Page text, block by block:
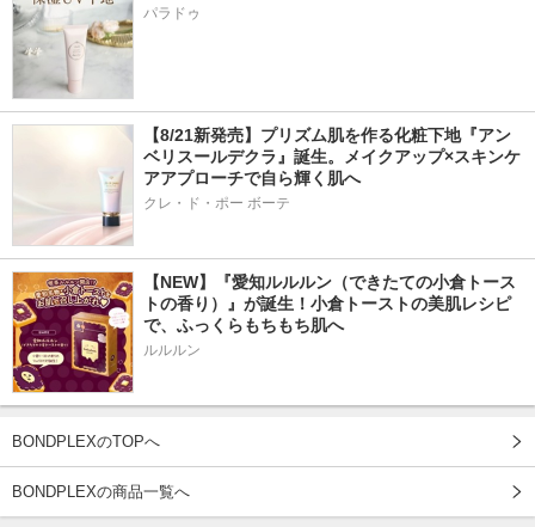
パラドゥ
【8/21新発売】プリズム肌を作る化粧下地『アン
ベリスールデクラ』誕生。メイクアップ×スキンケ
アアプローチで自ら輝く肌へ
クレ・ド・ポー ボーテ
【NEW】『愛知ルルルン（できたての小倉トース
トの香り）』が誕生！小倉トーストの美肌レシピ
で、ふっくらもちもち肌へ
ルルルン
BONDPLEXのTOPへ
BONDPLEXの商品一覧へ